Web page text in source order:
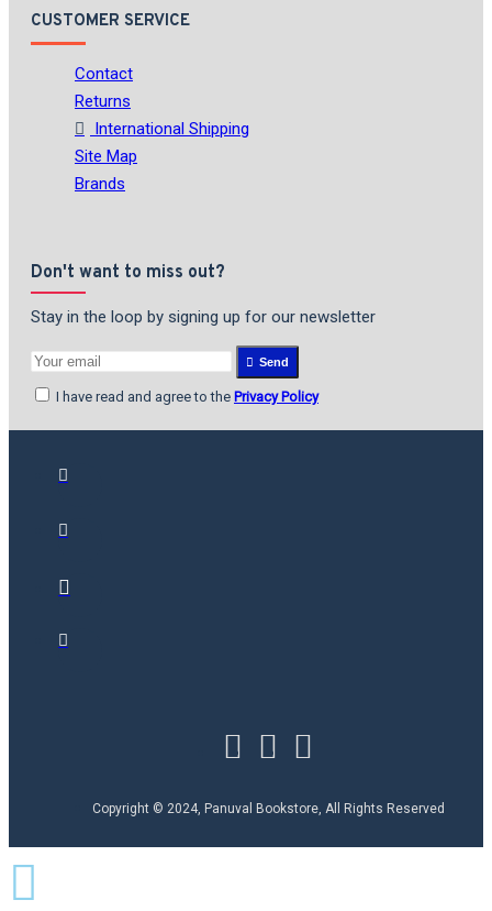
CUSTOMER SERVICE
Contact
Returns
International Shipping
Site Map
Brands
Don't want to miss out?
Stay in the loop by signing up for our newsletter
Send
I have read and agree to the Privacy Policy
Copyright © 2024, Panuval Bookstore, All Rights Reserved